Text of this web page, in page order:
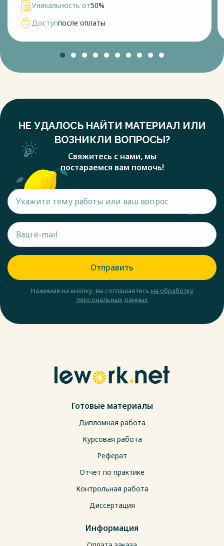
Уникальность от50%
Доступпосле оплаты
НЕ УДАЛОСЬ НАЙТИ МАТЕРИАЛ ИЛИ
ВОЗНИКЛИ ВОПРОСЫ?
Свяжитесь с нами, мы
постараемся вам помочь!
Отправить
Нажимая на кнопку, вы соглашаетесь на обработку
персональных данных
Готовые материалы
Дипломная работа
Курсовая работа
Реферат
Отчет по практике
Контрольная работа
Диссертация
Информация